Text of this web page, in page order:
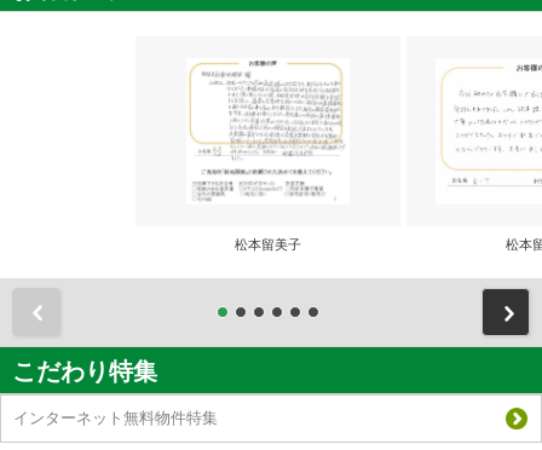
松本留美子 松本
こだわり特集
インターネット無料物件特集